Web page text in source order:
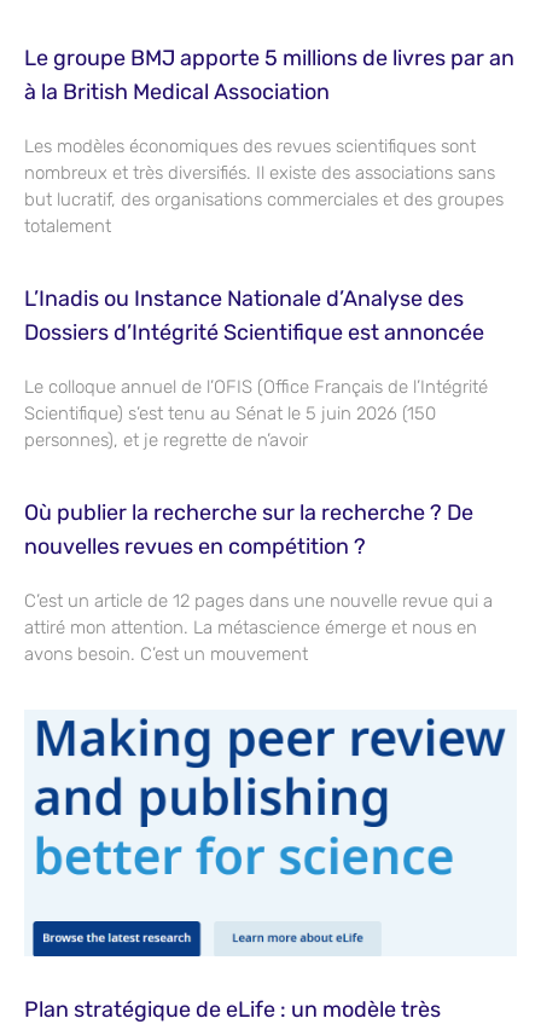
Le groupe BMJ apporte 5 millions de livres par an
à la British Medical Association
Les modèles économiques des revues scientifiques sont
nombreux et très diversifiés. Il existe des associations sans
but lucratif, des organisations commerciales et des groupes
totalement
L’Inadis ou Instance Nationale d’Analyse des
Dossiers d’Intégrité Scientifique est annoncée
Le colloque annuel de l’OFIS (Office Français de l’Intégrité
Scientifique) s’est tenu au Sénat le 5 juin 2026 (150
personnes), et je regrette de n’avoir
Où publier la recherche sur la recherche ? De
nouvelles revues en compétition ?
C’est un article de 12 pages dans une nouvelle revue qui a
attiré mon attention. La métascience émerge et nous en
avons besoin. C’est un mouvement
Plan stratégique de eLife : un modèle très